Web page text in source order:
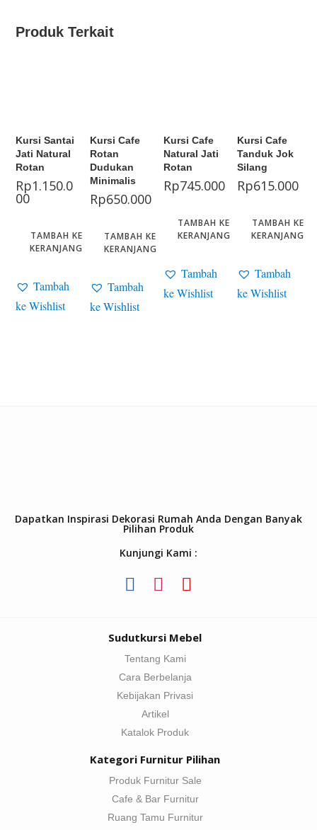
Produk Terkait
Kursi Santai
Jati Natural
Rotan
Rp1.150.0
00
TAMBAH KE
KERANJANG
Tambah
ke Wishlist
Kursi Cafe
Rotan
Dudukan
Minimalis
Rp650.000
TAMBAH KE
KERANJANG
Tambah
ke Wishlist
Kursi Cafe
Natural Jati
Rotan
Rp745.000
TAMBAH KE
KERANJANG
Tambah
ke Wishlist
Kursi Cafe
Tanduk Jok
Silang
Rp615.000
TAMBAH KE
KERANJANG
Tambah
ke Wishlist
Dapatkan Inspirasi Dekorasi Rumah Anda Dengan Banyak
Pilihan Produk
Kunjungi Kami :
Sudutkursi Mebel
Tentang Kami
Cara Berbelanja
Kebijakan Privasi
Artikel
Katalok Produk
Kategori Furnitur Pilihan
Produk Furnitur Sale
Cafe & Bar Furnitur
Ruang Tamu Furnitur